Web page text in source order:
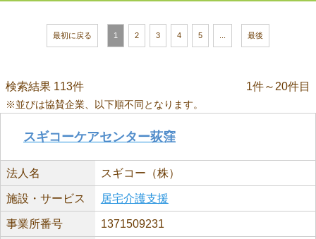
最初に戻る 1 2 3 4 5 最後
検索結果 113件 1件～20件目
※並びは協賛企業、以下順不同となります。
スギコーケアセンター荻窪
法人名 スギコー（株）
施設・サービス 居宅介護支援
事業所番号 1371509231